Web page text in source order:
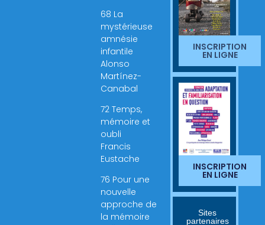
68 La
mystérieuse
amnésie
infantile
Alonso
Martínez-
Canabal
72 Temps,
mémoire et
oubli
Francis
Eustache
76 Pour une
nouvelle
approche de
la mémoire
INSCRIPTION
EN LIGNE
INSCRIPTION
EN LIGNE
Sites
partenaires